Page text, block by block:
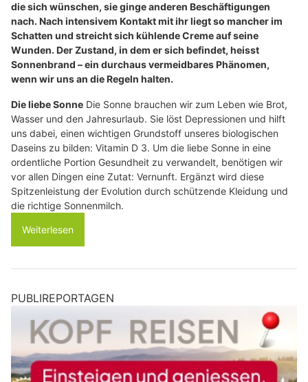
die sich wünschen, sie ginge anderen Beschäftigungen
nach. Nach intensivem Kontakt mit ihr liegt so mancher im
Schatten und streicht sich kühlende Creme auf seine
Wunden. Der Zustand, in dem er sich befindet, heisst
Sonnenbrand – ein durchaus vermeidbares Phänomen,
wenn wir uns an die Regeln halten.
Die liebe Sonne Die Sonne brauchen wir zum Leben wie Brot,
Wasser und den Jahresurlaub. Sie löst Depressionen und hilft
uns dabei, einen wichtigen Grundstoff unseres biologischen
Daseins zu bilden: Vitamin D 3. Um die liebe Sonne in eine
ordentliche Portion Gesundheit zu verwandelt, benötigen wir
vor allen Dingen eine Zutat: Vernunft. Ergänzt wird diese
Spitzenleistung der Evolution durch schützende Kleidung und
die richtige Sonnenmilch.
Weiterlesen
PUBLIREPORTAGEN